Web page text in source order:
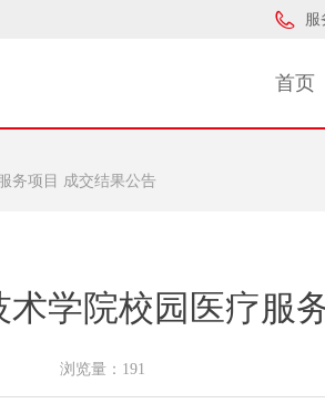
首页
服
术学院校园医疗服
浏览量： 191
务项目 成交结果公告